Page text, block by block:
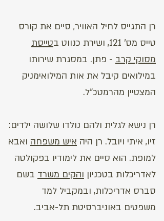
רן התגייס לחיל האוויר, סיים את קורס
טייס מס' 121, ושירת כנווט ב
טייסת
מסוקי קרב - פתן. במסגרת שירותו
במילואים קיבל את אות המילואימניק
המצטיין מהרמטכ"ל.
רן נישא לגלית ולהם נולדו שלושה ילדים:
זיו, איתי ויובל. רן היה איש משפחה ואבא
למופת. הוא סיים את לימודיו בפקולטה
לאדריכלות בטכניון והקים משרד בשם
סברס אדריכלות, ובמקביל למד
משפטים באוניברסיטת תל-אביב.